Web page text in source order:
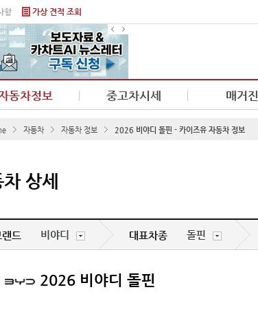
항 가상 견적 조회
동차정보 중고차시세 매거진
자동차 자동차 정보 2026 비야디 돌핀 - 카이즈유 자동차 정보
상세
랜드 비야디 대표차종 돌핀
2026 비야디 돌핀